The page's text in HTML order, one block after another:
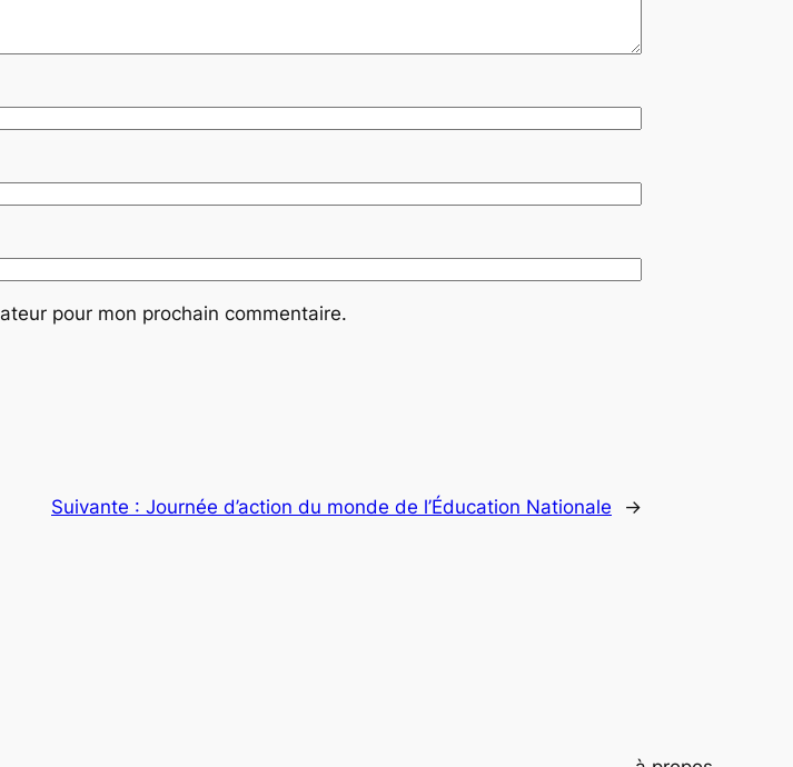
pour mon prochain commentaire.
Suivante : Journée d’action du monde de l’Éducation Nationale →